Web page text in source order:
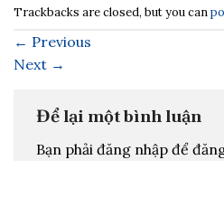
Trackbacks are closed, but you can
← Previous
Next →
Để lại một bình luận
Bạn phải đăng nhập để